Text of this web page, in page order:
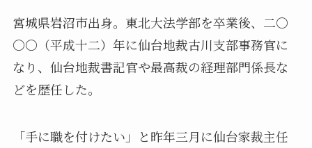
宮城県岩沼市出身。東北大法学部を卒業後、二〇
〇〇（平成十二）年に仙台地裁古川支部事務官に
なり、仙台地裁書記官や最高裁の経理部門係長な
どを歴任した。
「手に職を付けたい」と昨年三月に仙台家裁主任